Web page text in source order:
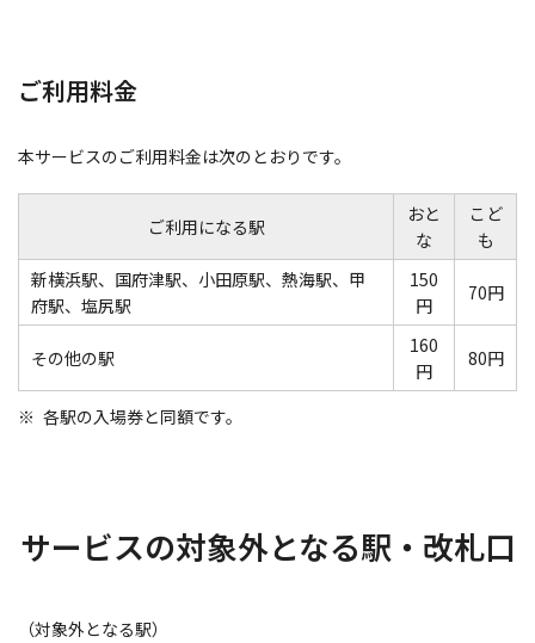
ご利用料金
本サービスのご利用料金は次のとおりです。
ご利用になる駅
おと
な
こど
も
新横浜駅、国府津駅、小田原駅、熱海駅、甲
府駅、塩尻駅
150
円
70円
その他の駅
160
円
80円
各駅の入場券と同額です。
サービスの対象外となる駅・改札口
（対象外となる駅）